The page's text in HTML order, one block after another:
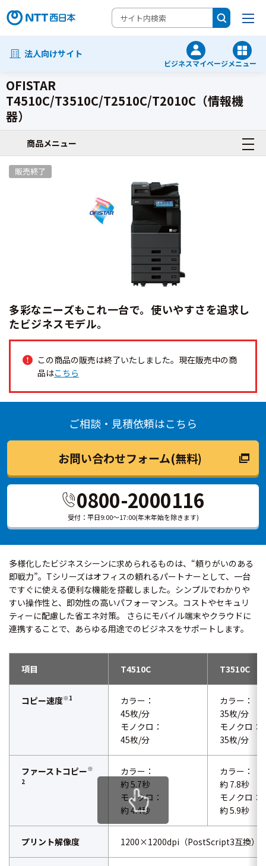
法人向けサイト
ビジネスマイページメニュー
OFISTAR
T4510C/T3510C/T2510C/T2010C（情報機
器）
ビジネス複合機/関連商品
販売終了
多彩なニーズもこれ一台で。使いやすさを追求し
たビジネスモデル。
この商品の販売は終了いたしました。現在販売中の商
品はこちら
ご相談・見積依頼はこちら
お問い合わせフォーム(無料)
0800-2000116
受付：平日9:00～17:00(年末年始を除きます)
商品メニュー
多様化したビジネスシーンに求められるものは、“頼りがいのある
即戦力”。Tシリーズはオフィスの頼れるパートナーとして、一台
ですぐに使える便利な機能を搭載しました。シンプルでわかりや
すい操作性と、即効性の高いパフォーマンス。コストやセキュリ
ティーに配慮した省エネ対策。 さらにモバイル端末やクラウドに
連携することで、あらゆる用途でのビジネスをサポートします。
項目 T4510C T3510C
コピー速度※1
カラー：
45枚/分
モノクロ：
45枚/分
カラー：
35枚/分
モノクロ：
35枚/分
ファーストコピー※
2
カラー：
約 5.7秒
モノクロ：
約 4.4秒
カラー：
約 7.8秒
モノクロ：
約 5.9秒
プリント解像度 1200×1200dpi（PostScript3互換）